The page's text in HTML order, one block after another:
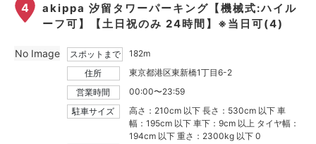
4
akippa 汐留タワーパーキング【機械式:ハイル
ーフ可】【土日祝のみ 24時間】※当日可(4)
スポットまで
182m
住所
東京都港区東新橋1丁目6-2
営業時間
00:00〜23:59
駐車サイズ
高さ：210cm 以下 長さ：530cm 以下 車
幅：195cm 以下 車下：9cm 以上 タイヤ幅：
194cm 以下 重さ：2300kg 以下 0
No Image